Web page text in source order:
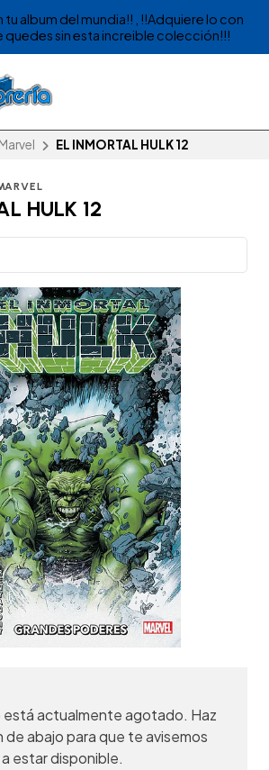
tu album del mundia!! , !!Adquiere lo con
quedes sin esta increible colección!!!
Marvel EL INMORTAL HULK 12
HULK 12
actualmente agotado. Haz
de abajo para que te avisemos
estar disponible.